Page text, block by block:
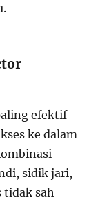
efektif
ke dalam
sidik jari,
tidak sah